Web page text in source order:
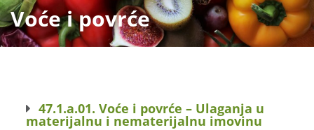
Voće i povrće
47.1.a.01. Voće i povrće – Ulaganja u
materijalnu i nematerijalnu imovinu